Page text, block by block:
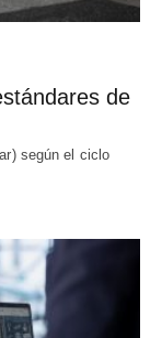
de
según el ciclo